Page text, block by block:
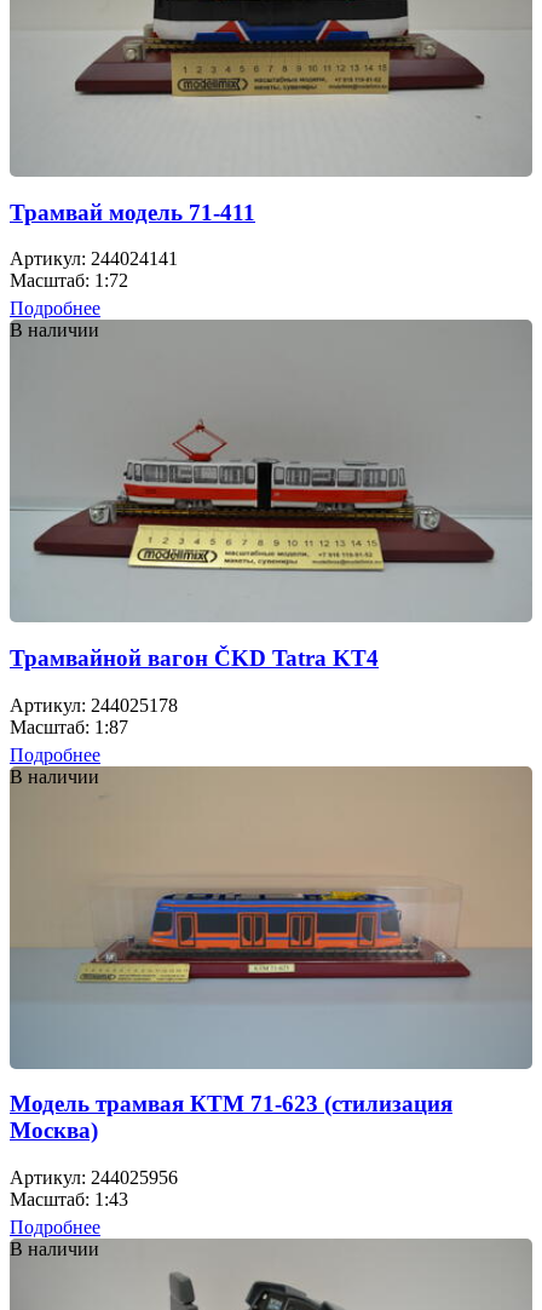
Трамвай модель 71-411
Артикул: 244024141
Масштаб: 1:72
Подробнее
В наличии
Трамвайной вагон ČKD Tatra KT4
Артикул: 244025178
Масштаб: 1:87
Подробнее
В наличии
Модель трамвая КТМ 71-623 (стилизация
Москва)
Артикул: 244025956
Масштаб: 1:43
Подробнее
В наличии